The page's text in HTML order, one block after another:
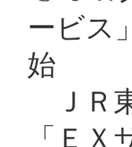
ービス
始
ＪＲ
「Ｅ